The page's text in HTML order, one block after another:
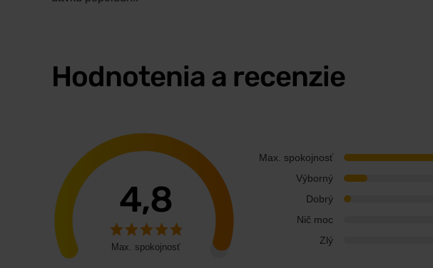
Hodnotenia a recenzie
4,8
Max. spokojnosť
Max. spokojnosť
Výborný
Dobrý
Nič moc
Zlý